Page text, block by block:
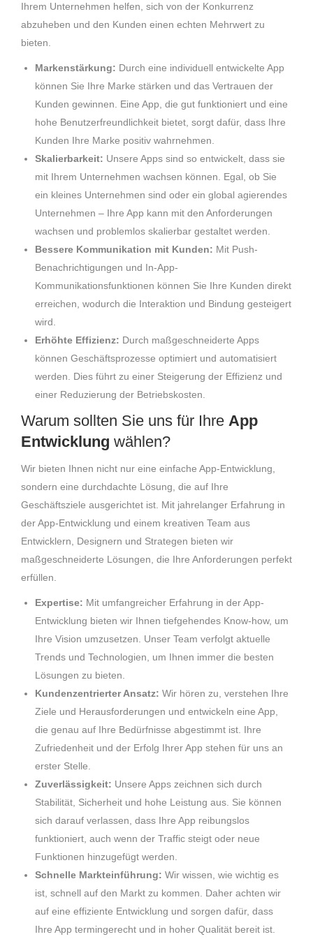
Ihrem Unternehmen helfen, sich von der Konkurrenz
abzuheben und den Kunden einen echten Mehrwert zu
bieten.
Markenstärkung: Durch eine individuell entwickelte App
können Sie Ihre Marke stärken und das Vertrauen der
Kunden gewinnen. Eine App, die gut funktioniert und eine
hohe Benutzerfreundlichkeit bietet, sorgt dafür, dass Ihre
Kunden Ihre Marke positiv wahrnehmen.
Skalierbarkeit: Unsere Apps sind so entwickelt, dass sie
mit Ihrem Unternehmen wachsen können. Egal, ob Sie
ein kleines Unternehmen sind oder ein global agierendes
Unternehmen – Ihre App kann mit den Anforderungen
wachsen und problemlos skalierbar gestaltet werden.
Bessere Kommunikation mit Kunden: Mit Push-
Benachrichtigungen und In-App-
Kommunikationsfunktionen können Sie Ihre Kunden direkt
erreichen, wodurch die Interaktion und Bindung gesteigert
wird.
Erhöhte Effizienz: Durch maßgeschneiderte Apps
können Geschäftsprozesse optimiert und automatisiert
werden. Dies führt zu einer Steigerung der Effizienz und
einer Reduzierung der Betriebskosten.
Warum sollten Sie uns für Ihre App
Entwicklung wählen?
Wir bieten Ihnen nicht nur eine einfache App-Entwicklung,
sondern eine durchdachte Lösung, die auf Ihre
Geschäftsziele ausgerichtet ist. Mit jahrelanger Erfahrung in
der App-Entwicklung und einem kreativen Team aus
Entwicklern, Designern und Strategen bieten wir
maßgeschneiderte Lösungen, die Ihre Anforderungen perfekt
erfüllen.
Expertise: Mit umfangreicher Erfahrung in der App-
Entwicklung bieten wir Ihnen tiefgehendes Know-how, um
Ihre Vision umzusetzen. Unser Team verfolgt aktuelle
Trends und Technologien, um Ihnen immer die besten
Lösungen zu bieten.
Kundenzentrierter Ansatz: Wir hören zu, verstehen Ihre
Ziele und Herausforderungen und entwickeln eine App,
die genau auf Ihre Bedürfnisse abgestimmt ist. Ihre
Zufriedenheit und der Erfolg Ihrer App stehen für uns an
erster Stelle.
Zuverlässigkeit: Unsere Apps zeichnen sich durch
Stabilität, Sicherheit und hohe Leistung aus. Sie können
sich darauf verlassen, dass Ihre App reibungslos
funktioniert, auch wenn der Traffic steigt oder neue
Funktionen hinzugefügt werden.
Schnelle Markteinführung: Wir wissen, wie wichtig es
ist, schnell auf den Markt zu kommen. Daher achten wir
auf eine effiziente Entwicklung und sorgen dafür, dass
Ihre App termingerecht und in hoher Qualität bereit ist.